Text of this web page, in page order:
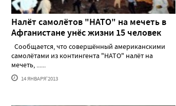
Налёт самолётов "НАТО" на мечеть в
Афганистане унёс жизни 15 человек
Сообщается, что совершённый американскими
самолётами из контингента "НАТО" налёт на
мечеть, ......
14 ЯНВАРЯ'2013